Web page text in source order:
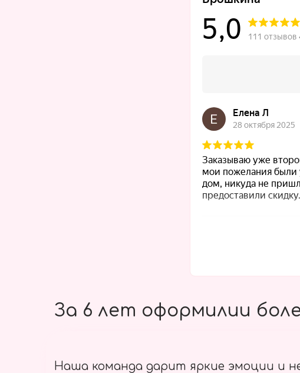
За 6 лет оформилии
Наша команда дарит яркие эмоции и